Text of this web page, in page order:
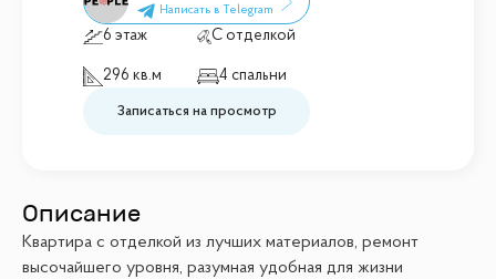
6 этаж С отделкой
296 кв.м 4 спальни
Записаться на просмотр
Описание
Квартира с отделкой из лучших материалов, ремонт
высочайшего уровня, разумная удобная для жизни